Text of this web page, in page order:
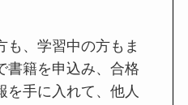
も、学習中の方もま
書籍を申込み、合格
を手に入れて、他人